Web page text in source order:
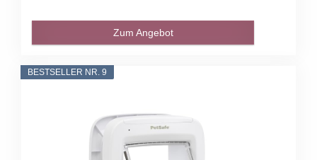
Zum Angebot
BESTSELLER NR. 9